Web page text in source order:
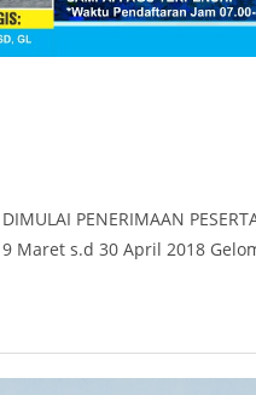
PENERIMAAN
Maret s.d 30 April 2018